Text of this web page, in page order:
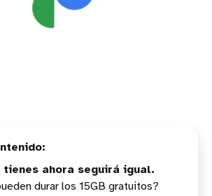
tienes ahora seguirá igual.
durar los 15GB gratuitos?